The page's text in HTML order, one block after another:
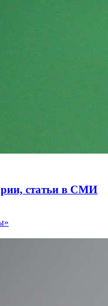
статьи в СМИ